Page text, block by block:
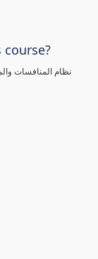
نظام المنافسات